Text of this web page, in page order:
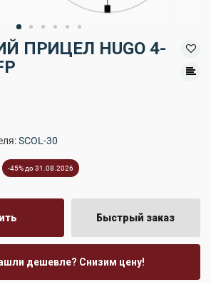
ПРИЦЕЛ HUGO 4-
SCOL-30
-45% до 31.08.2026
Быстрый заказ
дешевле? Снизим цену!